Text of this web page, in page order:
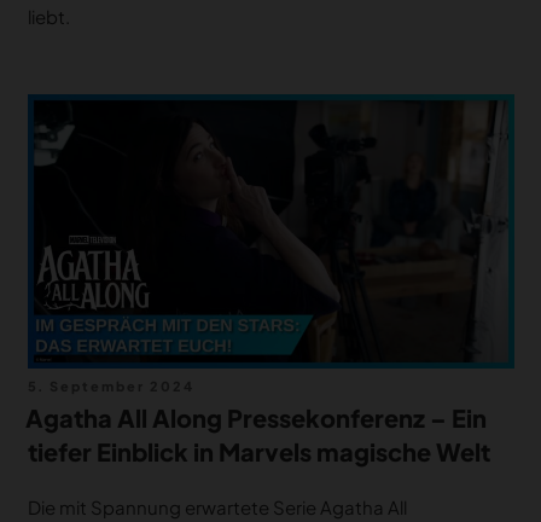
liebt.
am
Agatha All Along Pressekonferenz – Ein
tiefer Einblick in Marvels magische Welt
Die mit Spannung erwartete Serie Agatha All